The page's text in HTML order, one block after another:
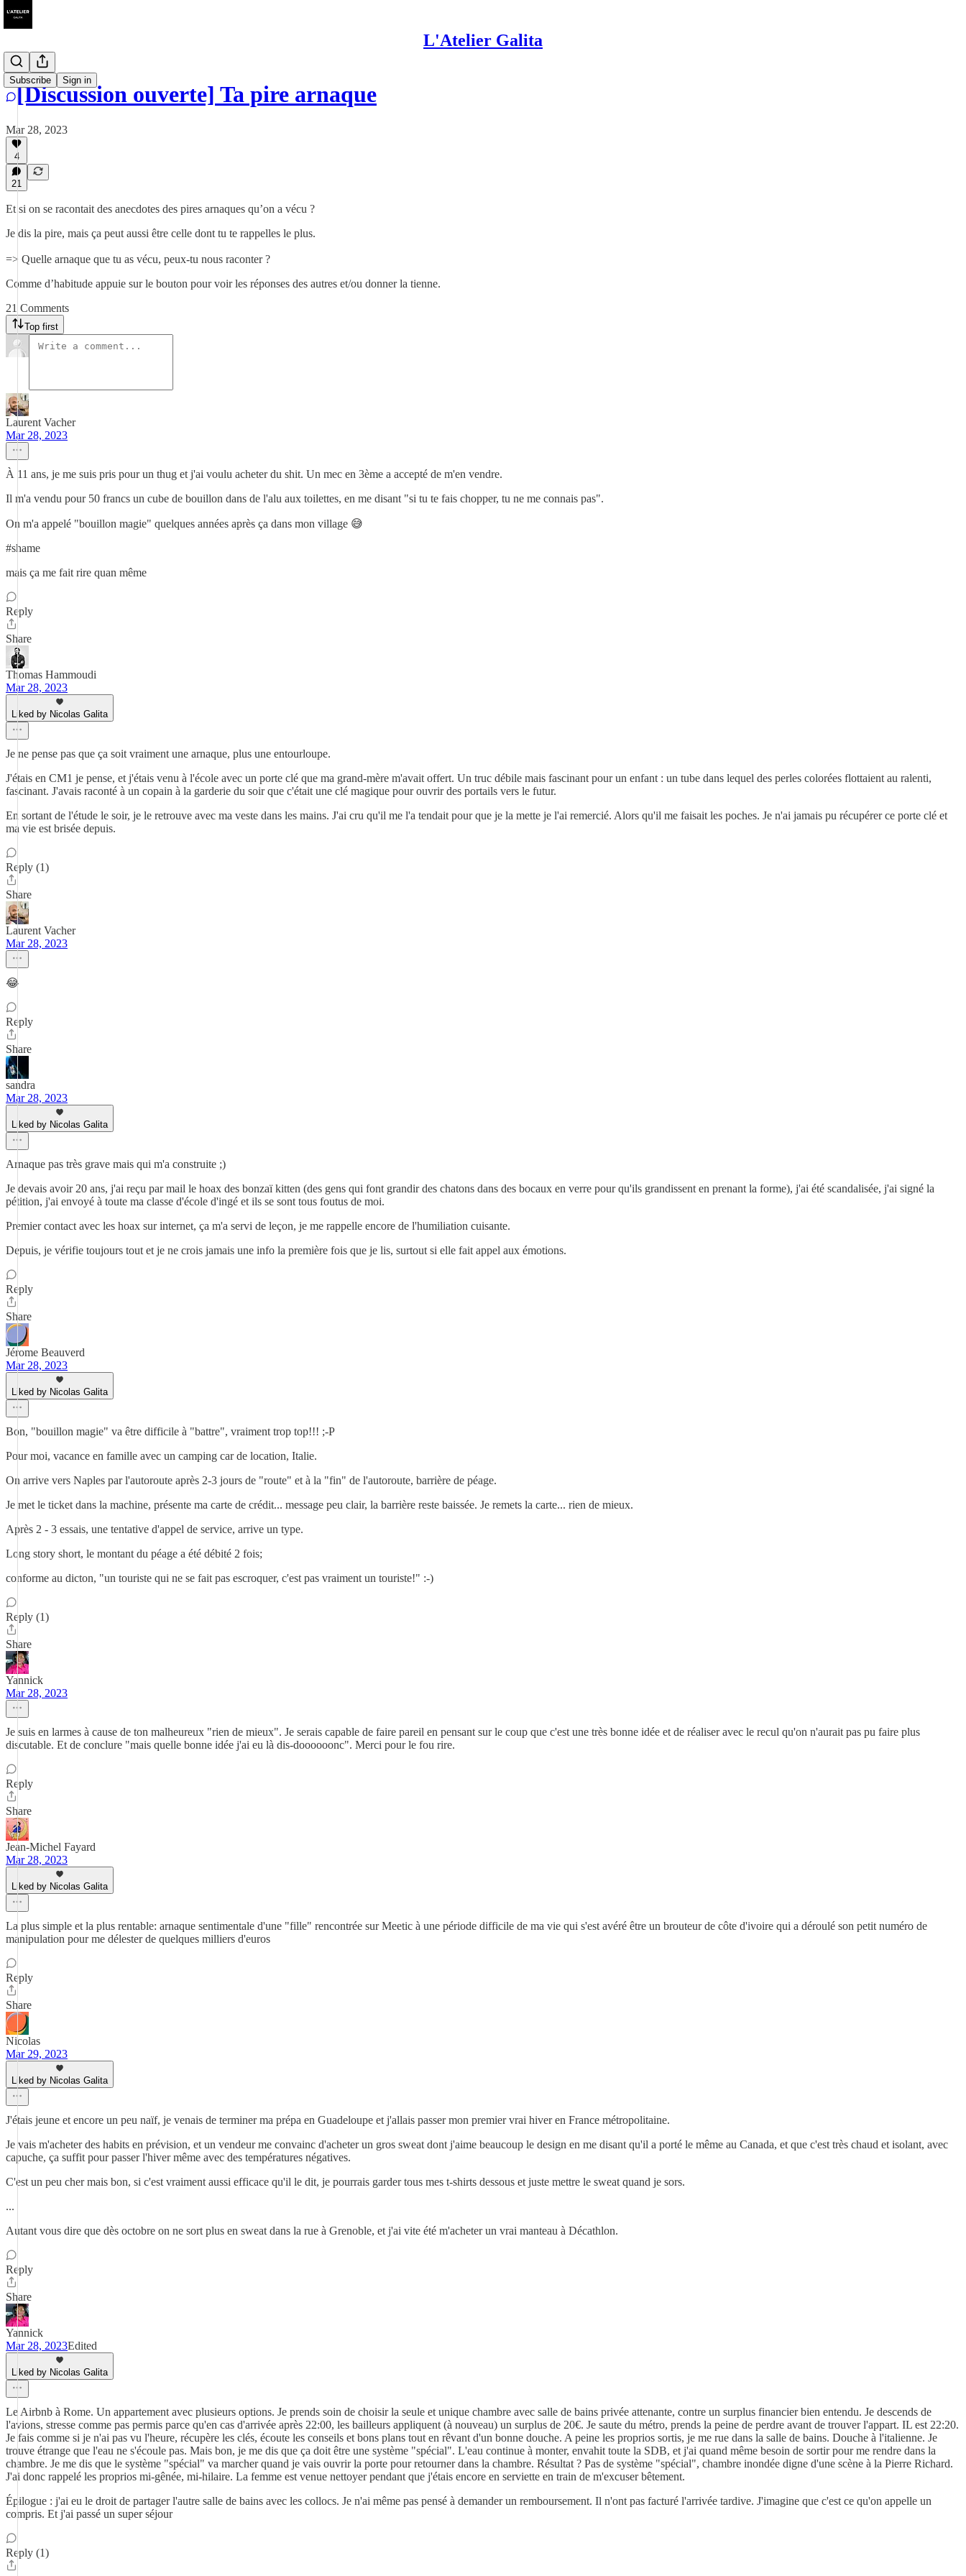
L'Atelier Galita
Subscribe Sign in
[Discussion ouverte] Ta pire arnaque
Mar 28, 2023
4
21
Et si on se racontait des anecdotes des pires arnaques qu’on a vécu ?
Je dis la pire, mais ça peut aussi être celle dont tu te rappelles le plus.
=> Quelle arnaque que tu as vécu, peux-tu nous raconter ?
Comme d’habitude appuie sur le bouton pour voir les réponses des autres et/ou donner la tienne.
21 Comments
Top first
Laurent Vacher
Mar 28, 2023
À 11 ans, je me suis pris pour un thug et j'ai voulu acheter du shit. Un mec en 3ème a accepté de m'en vendre.
Il m'a vendu pour 50 francs un cube de bouillon dans de l'alu aux toilettes, en me disant "si tu te fais chopper, tu ne me connais pas".
On m'a appelé "bouillon magie" quelques années après ça dans mon village 😅
#shame
mais ça me fait rire quan même
Reply
Share
Thomas Hammoudi
Mar 28, 2023
Liked by Nicolas Galita
Je ne pense pas que ça soit vraiment une arnaque, plus une entourloupe.
J'étais en CM1 je pense, et j'étais venu à l'école avec un porte clé que ma grand-mère m'avait offert. Un truc débile mais fascinant pour un enfant : un tube dans lequel des perles colorées flottaient au ralenti,
fascinant. J'avais raconté à un copain à la garderie du soir que c'était une clé magique pour ouvrir des portails vers le futur.
En sortant de l'étude le soir, je le retrouve avec ma veste dans les mains. J'ai cru qu'il me l'a tendait pour que je la mette je l'ai remercié. Alors qu'il me faisait les poches. Je n'ai jamais pu récupérer ce porte clé et
ma vie est brisée depuis.
Reply (1)
Share
Laurent Vacher
Mar 28, 2023
😂
Reply
Share
sandra
Mar 28, 2023
Liked by Nicolas Galita
Arnaque pas très grave mais qui m'a construite ;)
Je devais avoir 20 ans, j'ai reçu par mail le hoax des bonzaï kitten (des gens qui font grandir des chatons dans des bocaux en verre pour qu'ils grandissent en prenant la forme), j'ai été scandalisée, j'ai signé la
pétition, j'ai envoyé à toute ma classe d'école d'ingé et ils se sont tous foutus de moi.
Premier contact avec les hoax sur internet, ça m'a servi de leçon, je me rappelle encore de l'humiliation cuisante.
Depuis, je vérifie toujours tout et je ne crois jamais une info la première fois que je lis, surtout si elle fait appel aux émotions.
Reply
Share
Jérome Beauverd
Mar 28, 2023
Liked by Nicolas Galita
Bon, "bouillon magie" va être difficile à "battre", vraiment trop top!!! ;-P
Pour moi, vacance en famille avec un camping car de location, Italie.
On arrive vers Naples par l'autoroute après 2-3 jours de "route" et à la "fin" de l'autoroute, barrière de péage.
Je met le ticket dans la machine, présente ma carte de crédit... message peu clair, la barrière reste baissée. Je remets la carte... rien de mieux.
Après 2 - 3 essais, une tentative d'appel de service, arrive un type.
Long story short, le montant du péage a été débité 2 fois;
conforme au dicton, "un touriste qui ne se fait pas escroquer, c'est pas vraiment un touriste!" :-)
Reply (1)
Share
Yannick
Mar 28, 2023
Je suis en larmes à cause de ton malheureux "rien de mieux". Je serais capable de faire pareil en pensant sur le coup que c'est une très bonne idée et de réaliser avec le recul qu'on n'aurait pas pu faire plus
discutable. Et de conclure "mais quelle bonne idée j'ai eu là dis-doooooonc". Merci pour le fou rire.
Reply
Share
Jean-Michel Fayard
Mar 28, 2023
Liked by Nicolas Galita
La plus simple et la plus rentable: arnaque sentimentale d'une "fille" rencontrée sur Meetic à une période difficile de ma vie qui s'est avéré être un brouteur de côte d'ivoire qui a déroulé son petit numéro de
manipulation pour me délester de quelques milliers d'euros
Reply
Share
Nicolas
Mar 29, 2023
Liked by Nicolas Galita
J'étais jeune et encore un peu naïf, je venais de terminer ma prépa en Guadeloupe et j'allais passer mon premier vrai hiver en France métropolitaine.
Je vais m'acheter des habits en prévision, et un vendeur me convainc d'acheter un gros sweat dont j'aime beaucoup le design en me disant qu'il a porté le même au Canada, et que c'est très chaud et isolant, avec
capuche, ça suffit pour passer l'hiver même avec des températures négatives.
C'est un peu cher mais bon, si c'est vraiment aussi efficace qu'il le dit, je pourrais garder tous mes t-shirts dessous et juste mettre le sweat quand je sors.
...
Autant vous dire que dès octobre on ne sort plus en sweat dans la rue à Grenoble, et j'ai vite été m'acheter un vrai manteau à Décathlon.
Reply
Share
Yannick
Mar 28, 2023Edited
Liked by Nicolas Galita
Le Airbnb à Rome. Un appartement avec plusieurs options. Je prends soin de choisir la seule et unique chambre avec salle de bains privée attenante, contre un surplus financier bien entendu. Je descends de
l'avions, stresse comme pas permis parce qu'en cas d'arrivée après 22:00, les bailleurs appliquent (à nouveau) un surplus de 20€. Je saute du métro, prends la peine de perdre avant de trouver l'appart. IL est 22:20.
Je fais comme si je n'ai pas vu l'heure, récupère les clés, écoute les conseils et bons plans tout en rêvant d'un bonne douche. A peine les proprios sortis, je me rue dans la salle de bains. Douche à l'italienne. Je
trouve étrange que l'eau ne s'écoule pas. Mais bon, je me dis que ça doit être une système "spécial". L'eau continue à monter, envahit toute la SDB, et j'ai quand même besoin de sortir pour me rendre dans la
chambre. Je me dis que le système "spécial" va marcher quand je vais ouvrir la porte pour retourner dans la chambre. Résultat ? Pas de système "spécial", chambre inondée digne d'une scène à la Pierre Richard.
J'ai donc rappelé les proprios mi-gênée, mi-hilaire. La femme est venue nettoyer pendant que j'étais encore en serviette en train de m'excuser bêtement.
Épilogue : j'ai eu le droit de partager l'autre salle de bains avec les collocs. Je n'ai même pas pensé à demander un remboursement. Il n'ont pas facturé l'arrivée tardive. J'imagine que c'est ce qu'on appelle un
compris. Et j'ai passé un super séjour
Reply (1)